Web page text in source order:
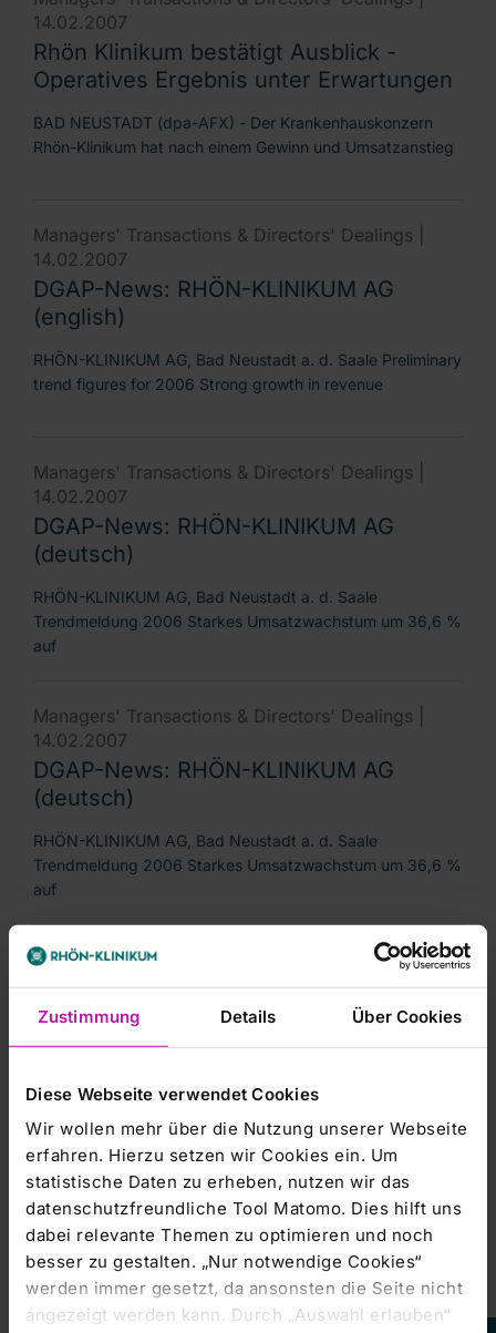
Zustimmung Details Über Cookies
Diese Webseite verwendet Cookies
Wir wollen mehr über die Nutzung unserer Webseite
erfahren. Hierzu setzen wir Cookies ein. Um
statistische Daten zu erheben, nutzen wir das
datenschutzfreundliche Tool Matomo. Dies hilft uns
dabei relevante Themen zu optimieren und noch
besser zu gestalten. „Nur notwendige Cookies“
werden immer gesetzt, da ansonsten die Seite nicht
angezeigt werden kann. Durch „Auswahl erlauben“
14.02.2007
Rhön Klinikum bestätigt Ausblick -
Operatives Ergebnis unter Erwartungen
BAD NEUSTADT (dpa-AFX) - Der Krankenhauskonzern
Rhön-Klinikum hat nach einem Gewinn und Umsatzanstieg
Managers' Transactions & Directors' Dealings |
14.02.2007
DGAP-News: RHÖN-KLINIKUM AG
(english)
RHÖN-KLINIKUM AG, Bad Neustadt a. d. Saale Preliminary
trend figures for 2006 Strong growth in revenue
Managers' Transactions & Directors' Dealings |
14.02.2007
DGAP-News: RHÖN-KLINIKUM AG
(deutsch)
RHÖN-KLINIKUM AG, Bad Neustadt a. d. Saale
Trendmeldung 2006 Starkes Umsatzwachstum um 36,6 %
auf
Managers' Transactions & Directors' Dealings |
14.02.2007
DGAP-News: RHÖN-KLINIKUM AG
(deutsch)
RHÖN-KLINIKUM AG, Bad Neustadt a. d. Saale
Trendmeldung 2006 Starkes Umsatzwachstum um 36,6 %
auf
Managers' Transactions & Directors' Dealings |
09.02.2007
Franklin Mutual Advisers erhöht
Stimmrechtsanteil an Rhön-Klinikum auf
Advisers hat seine Beteiligung am Klinikbetreiber
Managers' Transactions & Directors' Dealings |
09.02.2007
DGAP-Stimmrechte: RHÖN-KLINIKUM
AG (deutsch)